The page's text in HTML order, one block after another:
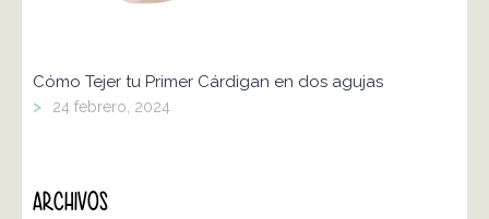
Cómo Tejer tu Primer Cárdigan en dos agujas
> 24 febrero, 2024
ARCHIVOS